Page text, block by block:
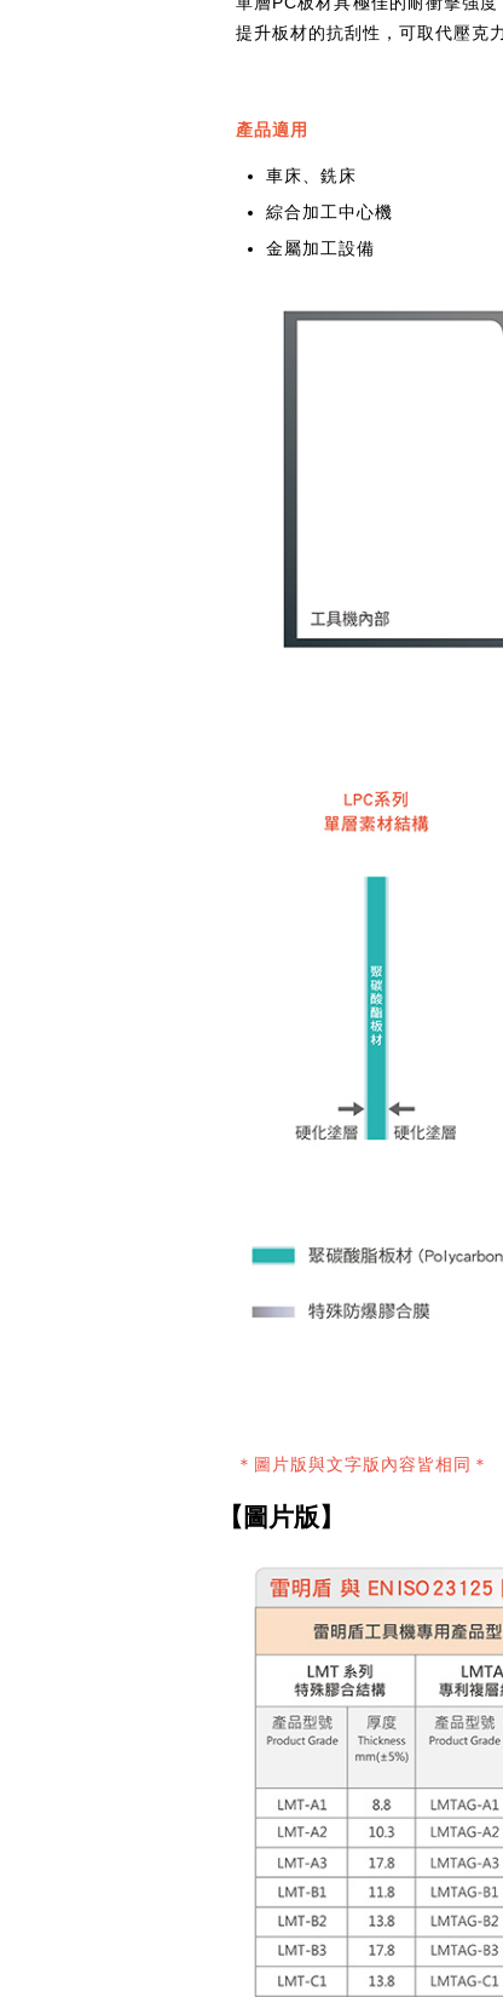
提升板材的抗刮性，可取代壓克
產品適用
車床、銑床
綜合加工中心機
金屬加工設備
＊圖片版與文字版內容皆相同＊
【圖片版】